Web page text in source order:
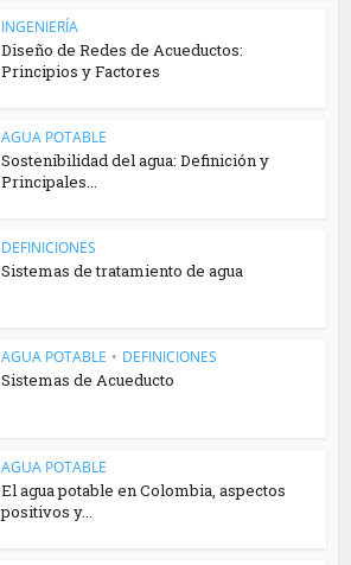
INGENIERÍA
Diseño de Redes de Acueductos:
Principios y Factores
AGUA POTABLE
Sostenibilidad del agua: Definición y
Principales...
DEFINICIONES
Sistemas de tratamiento de agua
AGUA POTABLE • DEFINICIONES
Sistemas de Acueducto
AGUA POTABLE
El agua potable en Colombia, aspectos
positivos y...